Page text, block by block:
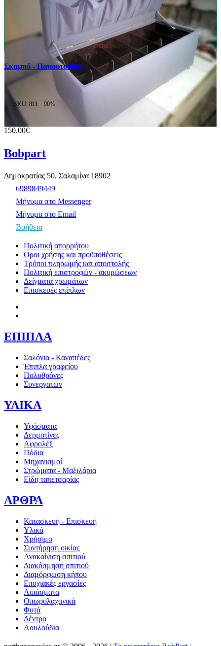
Σκαμπό - Παπουτσοθήκη
SKU: 811 90%
150.00€
Bobpart
Δημοκρατίας 50, Σαλαμίνα 18902
6989849449
Μήνυμα στο Messenger
Μήνυμα στο Email
Βοήθεια
Πολιτική απορρήτου
Όροι χρήσης και προϋποθέσεις
Τρόποι πληρωμής και αποστολής
Πολιτική επιστροφών - ακυρώσεων
Δείγματα χρωμάτων
Επισκευές επίπλων
ΕΠΙΠΛΑ
Σαλόνια - Καναπέδες
Έπιπλα γραφείου
Πολυθρόνες
Συνεργατών
ΥΛΙΚΑ
Υφάσματα
Δερματίνες
Αφρολέξ
Πόδια
Μηχανισμοί
Στρώματα - Μαξιλάρια
Είδη ταπετσαρίας
ΑΡΘΡΑ
Κατασκευή - Επισκευή
Υλικά
Χρήσιμα
Συντήρηση οικίας
Ανακαίνιση σπιτιού
Διακόσμηση σπιτιού
Διαμόρφωση κήπου
Εποχιακές εργασίες
Λιπάσματα
Οπωρολαχανικά
Φυτά
Δέντρα
Λουλούδια